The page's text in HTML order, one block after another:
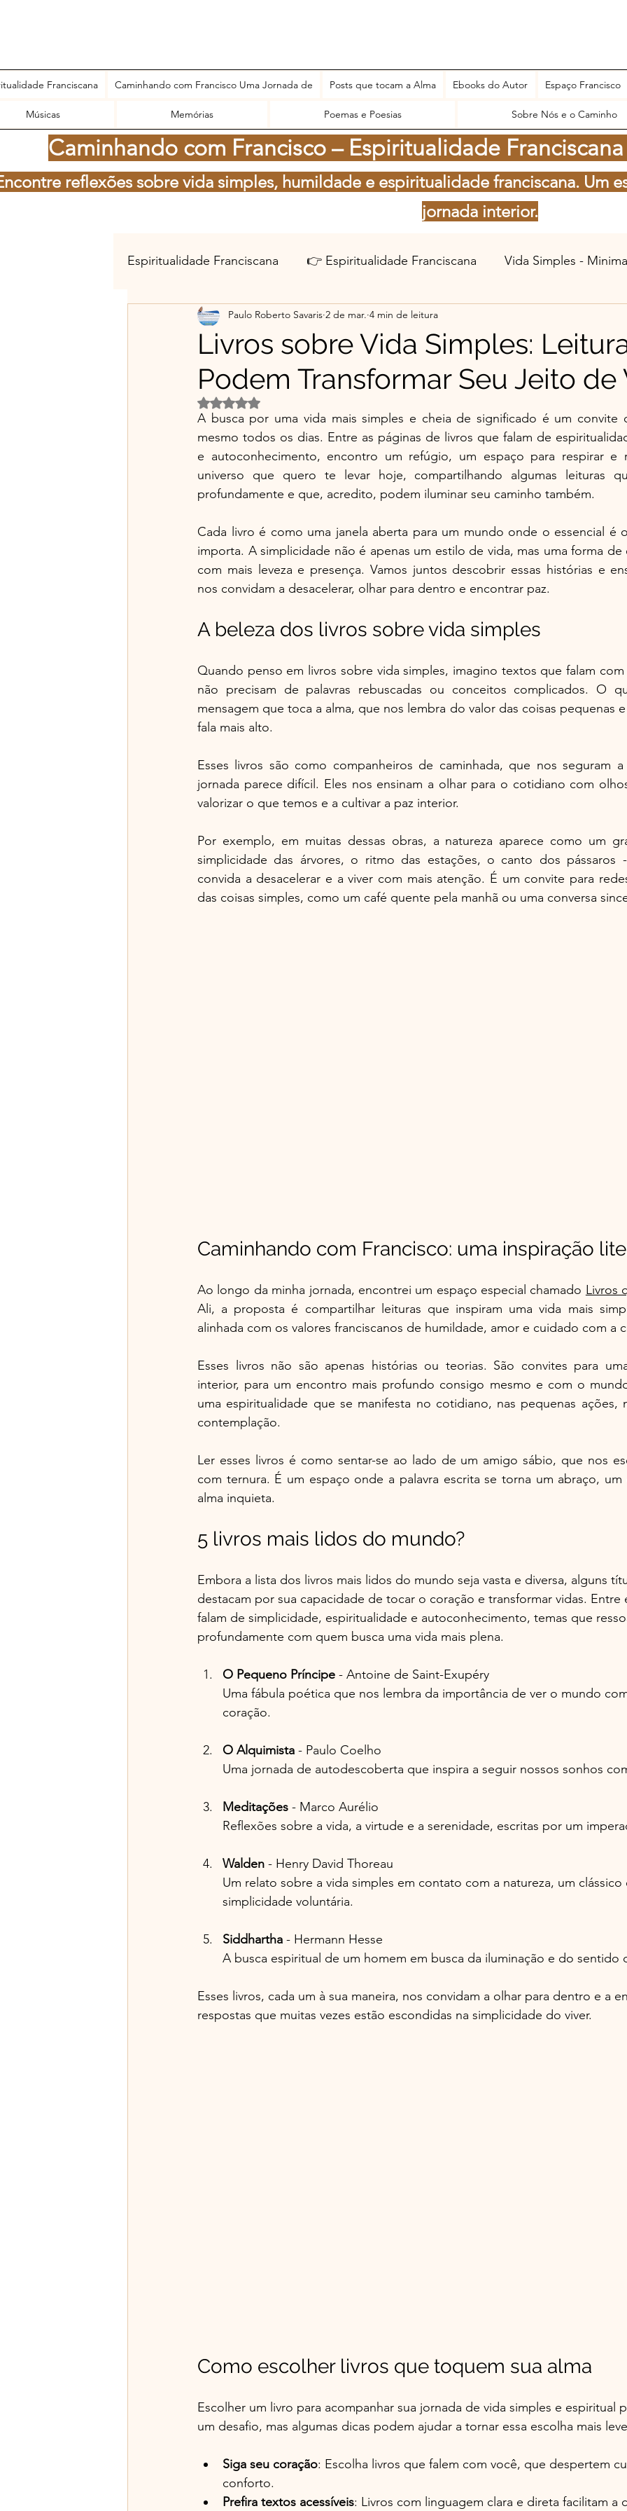
Franciscana Caminhando com Francisco Uma Jornada de Posts que tocam a Alma Ebooks do Autor Espaço Francisco
Músicas Memórias Poemas e Poesias Sobre Nós e o Caminho
Caminhando com Francisco – Espiritualidade
reflexões sobre vida simples, humildade e espiritualidade franciscana. Um
jornada interior.
Espiritualidade Franciscana 👉 Espiritualidade Franciscana Vida Simples -
Projetos Educativos Flor da Serra do Sul - Histórias
Material gratuito e Publicidade Top 5 do Mês | Leituras que Tocaram Minha
🌿Franciscanismo com Irmão Éder Espiritualidade Franciscana
Livros sobre Vida Simples:
Podem Transformar Seu Jeito de
Paulo Roberto Savaris 2 de mar. 4 min de leitura
Avaliado com NaN de 5 estrelas.
A busca por uma vida mais simples e cheia de significado é um convite
mesmo todos os dias. Entre as páginas de livros que falam de
e autoconhecimento, encontro um refúgio, um espaço para respirar e
universo que quero te levar hoje, compartilhando algumas leituras
profundamente e que, acredito, podem iluminar seu caminho também.
Cada livro é como uma janela aberta para um mundo onde o essencial é
importa. A simplicidade não é apenas um estilo de vida, mas uma forma
com mais leveza e presença. Vamos juntos descobrir essas histórias e
nos convidam a desacelerar, olhar para dentro e encontrar paz.
A beleza dos livros sobre vida simples
Quando penso em livros sobre vida simples, imagino textos que falam
não precisam de palavras rebuscadas ou conceitos complicados. O
mensagem que toca a alma, que nos lembra do valor das coisas pequenas
fala mais alto.
Esses livros são como companheiros de caminhada, que nos seguram
jornada parece difícil. Eles nos ensinam a olhar para o cotidiano com
valorizar o que temos e a cultivar a paz interior.
Por exemplo, em muitas dessas obras, a natureza aparece como um
simplicidade das árvores, o ritmo das estações, o canto dos pássaros
convida a desacelerar e a viver com mais atenção. É um convite para
das coisas simples, como um café quente pela manhã ou uma conversa
Caminhando com Francisco: uma inspiração
Ao longo da minha jornada, encontrei um espaço especial chamado Livros
Ali, a proposta é compartilhar leituras que inspiram uma vida mais
alinhada com os valores franciscanos de humildade, amor e cuidado com a
Esses livros não são apenas histórias ou teorias. São convites para
interior, para um encontro mais profundo consigo mesmo e com o
uma espiritualidade que se manifesta no cotidiano, nas pequenas ações,
contemplação.
Ler esses livros é como sentar-se ao lado de um amigo sábio, que nos
com ternura. É um espaço onde a palavra escrita se torna um abraço,
alma inquieta.
5 livros mais lidos do mundo?
Embora a lista dos livros mais lidos do mundo seja vasta e diversa, alguns
destacam por sua capacidade de tocar o coração e transformar vidas. Entre
falam de simplicidade, espiritualidade e autoconhecimento, temas que
profundamente com quem busca uma vida mais plena.
O Pequeno Príncipe - Antoine de Saint-Exupéry
Uma fábula poética que nos lembra da importância de ver o mundo
coração.
O Alquimista - Paulo Coelho
Uma jornada de autodescoberta que inspira a seguir nossos sonhos
Meditações - Marco Aurélio
Reflexões sobre a vida, a virtude e a serenidade, escritas por um
Walden - Henry David Thoreau
Um relato sobre a vida simples em contato com a natureza, um clássico
simplicidade voluntária.
Siddhartha - Hermann Hesse
A busca espiritual de um homem em busca da iluminação e do sentido
Esses livros, cada um à sua maneira, nos convidam a olhar para dentro e a
respostas que muitas vezes estão escondidas na simplicidade do viver.
Como escolher livros que toquem sua alma
Escolher um livro para acompanhar sua jornada de vida simples e espiritual
um desafio, mas algumas dicas podem ajudar a tornar essa escolha mais
Siga seu coração: Escolha livros que falem com você, que despertem
conforto.
Prefira textos acessíveis: Livros com linguagem clara e direta facilitam a